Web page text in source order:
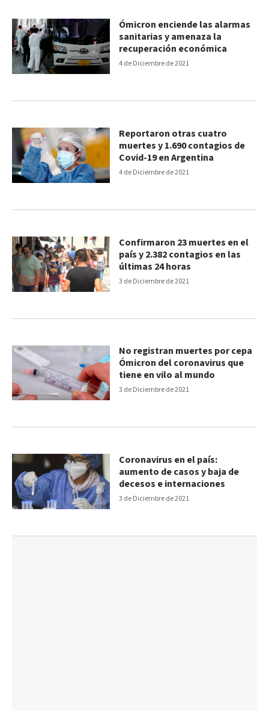
4 de Diciembre de 2021
Ómicron enciende las alarmas
sanitarias y amenaza la
recuperación económica
4 de Diciembre de 2021
Reportaron otras cuatro
muertes y 1.690 contagios de
Covid-19 en Argentina
3 de Diciembre de 2021
Confirmaron 23 muertes en el
país y 2.382 contagios en las
últimas 24 horas
3 de Diciembre de 2021
No registran muertes por cepa
Ómicron del coronavirus que
tiene en vilo al mundo
3 de Diciembre de 2021
Coronavirus en el país:
aumento de casos y baja de
decesos e internaciones